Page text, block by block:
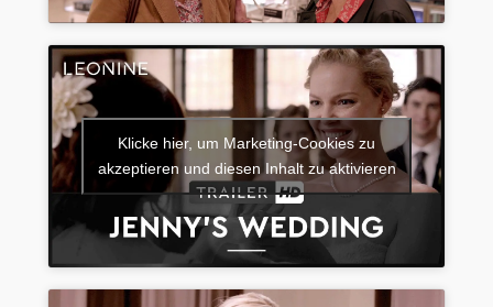
Klicke hier, um Marketing-Cookies zu
akzeptieren und diesen Inhalt zu aktivieren